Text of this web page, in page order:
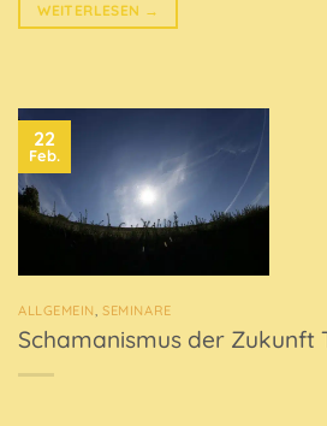
WEITERLESEN →
22
Feb.
ALLGEMEIN,SEMINARE
Schamanismus der Zukunft